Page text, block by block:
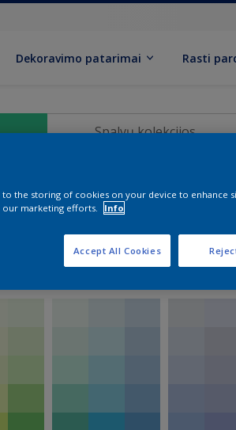
Dekoravimo patarimai Rasti
Spalvų kolekcijos
pasirinkimas
to the storing of cookies on your device to enhance
our marketing efforts.
Info
Accept All Cookies